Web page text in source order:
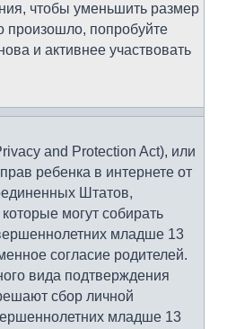
чтобы уменьшить размер
произошло, попробуйте
и активнее участвовать
and Protection Act), или
ребенка в интернете от
Штатов,
могут собирать
младше 13
согласие родителей.
вида подтверждения
сбор личной
младше 13